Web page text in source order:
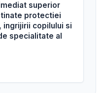
superior
protectiei
ingrijirii copilului si
specialitate al